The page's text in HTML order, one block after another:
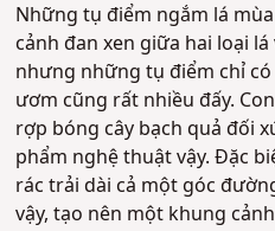
Những tụ điểm ngắm lá
cảnh đan xen giữa hai loại
nhưng những tụ điểm chỉ
ươm cũng rất nhiều đấy.
rợp bóng cây bạch quả đối
phẩm nghệ thuật vậy. Đặc
rác trải dài cả một góc
vậy, tạo nên một khung